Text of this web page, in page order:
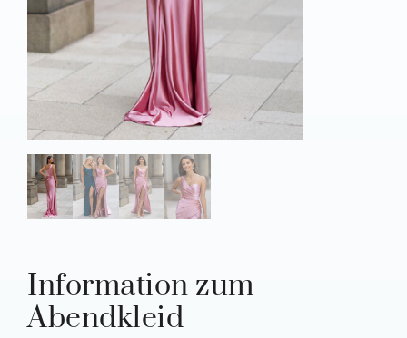
Information zum
Abendkleid